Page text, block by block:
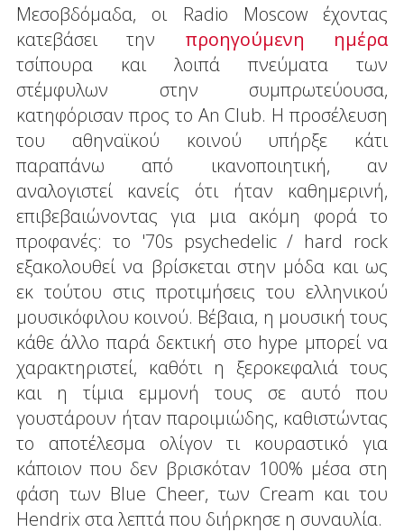
Μεσοβδόμαδα, οι Radio Moscow έχοντας
κατεβάσει την προηγούμενη ημέρα
τσίπουρα και λοιπά πνεύματα των
στέμφυλων στην συμπρωτεύουσα,
κατηφόρισαν προς το An Club. Η προσέλευση
του αθηναϊκού κοινού υπήρξε κάτι
παραπάνω από ικανοποιητική, αν
αναλογιστεί κανείς ότι ήταν καθημερινή,
επιβεβαιώνοντας για μια ακόμη φορά το
προφανές: το '70s psychedelic / hard rock
εξακολουθεί να βρίσκεται στην μόδα και ως
εκ τούτου στις προτιμήσεις του ελληνικού
μουσικόφιλου κοινού. Βέβαια, η μουσική τους
κάθε άλλο παρά δεκτική στο hype μπορεί να
χαρακτηριστεί, καθότι η ξεροκεφαλιά τους
και η τίμια εμμονή τους σε αυτό που
γουστάρουν ήταν παροιμιώδης, καθιστώντας
το αποτέλεσμα ολίγον τι κουραστικό για
κάποιον που δεν βρισκόταν 100% μέσα στη
φάση των Blue Cheer, των Cream και του
Hendrix στα λεπτά που διήρκησε η συναυλία.